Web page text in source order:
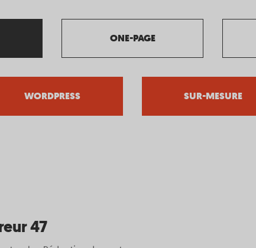
ONE-PAGE
WORDPRESS SUR-MESURE
47